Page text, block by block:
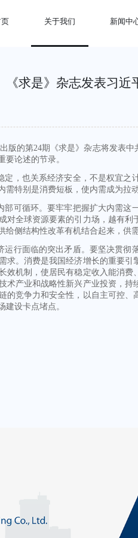
关于我们 新闻中
《求是》杂志发表习
版的第24期《求是》杂志将发表
要论述的节录。
定，也关系经济安全，不是权宜
特别是消费短板，使内需成为拉
部可循环。要牢牢把握扩大内需
对全球资源要素的引力场，越有
给侧结构性改革有机结合起来，供
运行面临的突出矛盾。要坚决贯
求。消费是我国经济增长的重要
效机制，使居民有稳定收入能消
术产业和战略性新兴产业投资，
的竞争力和安全性，以自主可控
建设卡点堵点。